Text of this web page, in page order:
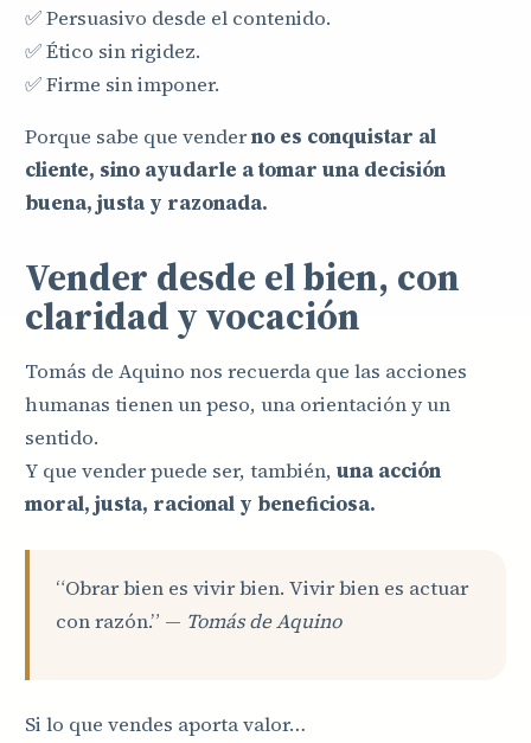
✅ Persuasivo desde el contenido.
✅ Ético sin rigidez.
✅ Firme sin imponer.
Porque sabe que venderno es conquistar al
cliente, sino ayudarle a tomar una decisión
buena, justa y razonada.
Vender desde el bien, con
claridad y vocación
Tomás de Aquino nos recuerda que las acciones
humanas tienen un peso, una orientación y un
sentido.
Y que vender puede ser, también, una acción
moral, justa, racional y beneficiosa.
“Obrar bien es vivir bien. Vivir bien es actuar
con razón.” — Tomás de Aquino
Si lo que vendes aporta valor…